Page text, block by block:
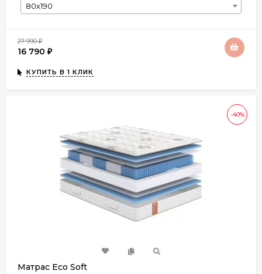
80х190
27 990₽
16 790 ₽
КУПИТЬ В 1 КЛИК
-40%
Матрас Eco Soft